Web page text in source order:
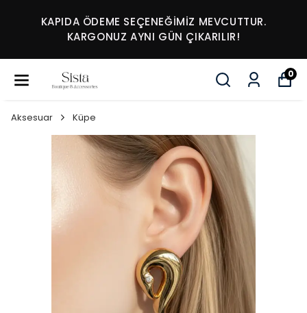
KAPIDA ÖDEME SEÇENEĞİMİZ MEVCUTTUR.
KARGONUZ AYNI GÜN ÇIKARILIR!
0
Aksesuar Küpe